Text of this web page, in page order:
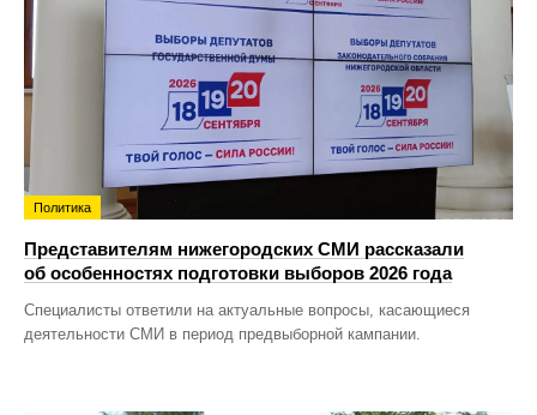
Политика
Представителям нижегородских СМИ рассказали
об особенностях подготовки выборов 2026 года
Специалисты ответили на актуальные вопросы, касающиеся
деятельности СМИ в период предвыборной кампании.